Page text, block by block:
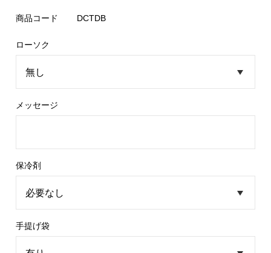
商品コード DCTDB
ローソク
メッセージ
保冷剤
手提げ袋